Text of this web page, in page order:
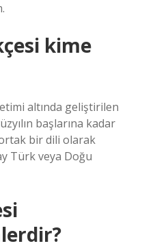
kime
altında geliştirilen
başlarına kadar
bir dili olarak
Türk veya Doğu